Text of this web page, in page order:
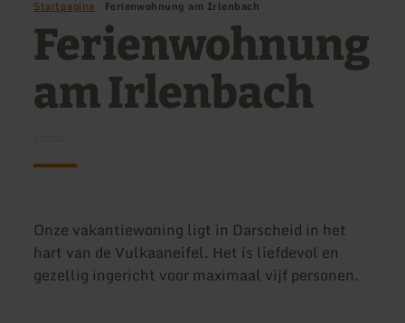
Startpagina Ferienwohnung am Irlenbach
Ferienwohnung
am Irlenbach
Onze vakantiewoning ligt in Darscheid in het
hart van de Vulkaaneifel. Het is liefdevol en
gezellig ingericht voor maximaal vijf personen.